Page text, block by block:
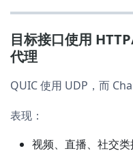
目标接口使用
代理
QUIC 使用 UDP，而
表现：
视频、直播、社交